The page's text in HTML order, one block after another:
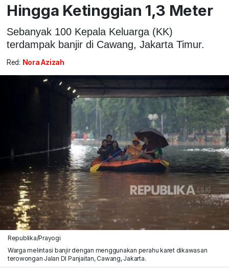
Hingga Ketinggian 1,3 Meter
Sebanyak 100 Kepala Keluarga (KK)
terdampak banjir di Cawang, Jakarta Timur.
Red: Nora Azizah
Republika/Prayogi
Warga melintasi banjir dengan menggunakan perahu karet dikawasan
terowongan Jalan DI Panjaitan, Cawang, Jakarta.